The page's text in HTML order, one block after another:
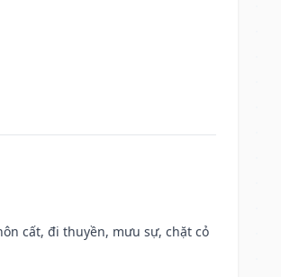
cất, đi thuyền, mưu sự, chặt cỏ